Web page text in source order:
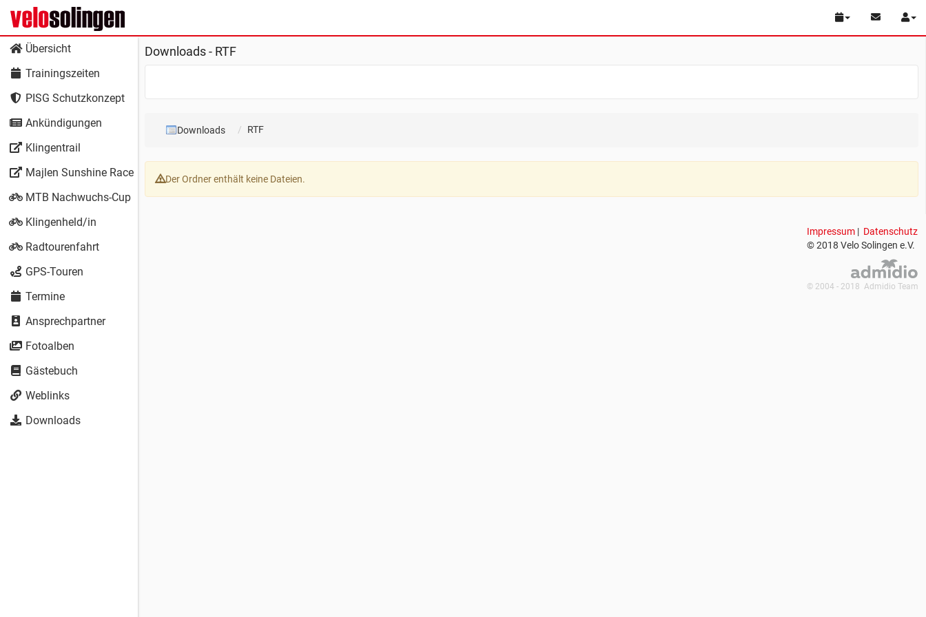
Übersicht
Trainingszeiten
PISG Schutzkonzept
Ankündigungen
Klingentrail
Majlen Sunshine Race
MTB Nachwuchs-Cup
Klingenheld/in
Radtourenfahrt
GPS-Touren
Termine
Ansprechpartner
Fotoalben
Gästebuch
Weblinks
Downloads
Downloads - RTF
Downloads RTF
Der Ordner enthält keine Dateien.
Impressum | Datenschutz
© 2018 Velo Solingen e.V.
© 2004 - 2018 Admidio Team